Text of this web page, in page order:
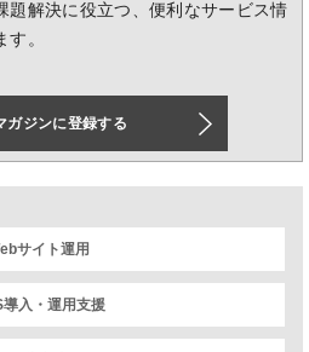
題解決に役立つ、便利なサービス情
。
ガジンに登録する
サイト運用
導入・運用支援